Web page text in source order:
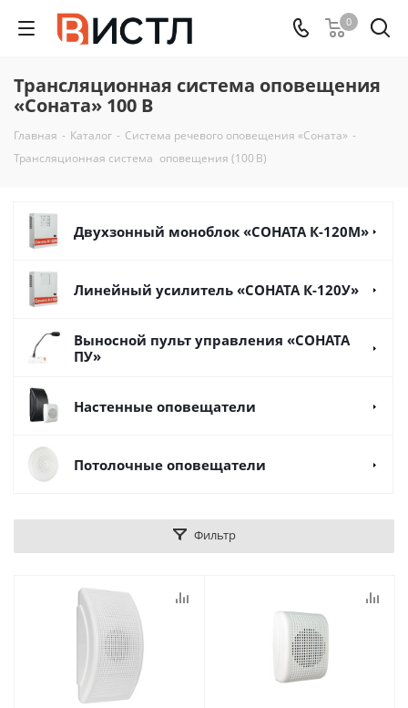
0
Трансляционная система оповещения
«Соната» 100 В
Главная - Каталог - Система речевого оповещения «Соната» -
Трансляционная система оповещения (100 В)
Двухзонный моноблок «СОНАТА К-120М»
Линейный усилитель «СОНАТА К-120У»
Выносной пульт управления «СОНАТА
ПУ»
Настенные оповещатели
Потолочные оповещатели
Фильтр